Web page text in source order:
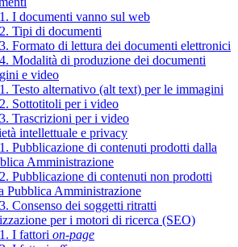
I documenti vanno sul web
Tipi di documenti
Formato di lettura dei documenti elettronici
Modalità di produzione dei documenti
e video
Testo alternativo (alt text) per le immagini
Sottotitoli per i video
Trascrizioni per i video
intellettuale e privacy
Pubblicazione di contenuti prodotti dalla
Amministrazione
Pubblicazione di contenuti non prodotti
Pubblica Amministrazione
Consenso dei soggetti ritratti
per i motori di ricerca (SEO)
I fattori on-page